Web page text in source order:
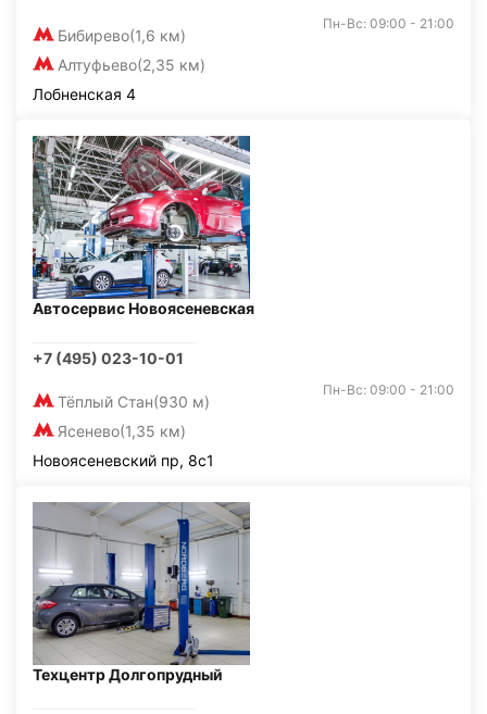
Бибирево(1,6 км)
Алтуфьево(2,35 км)
Пн-Вс: 09:00 - 21:00
Лобненская 4
Автосервис Новоясеневская
+7 (495) 023-10-01
Тёплый Стан(930 м)
Ясенево(1,35 км)
Пн-Вс: 09:00 - 21:00
Новоясеневский пр, 8с1
Техцентр Долгопрудный